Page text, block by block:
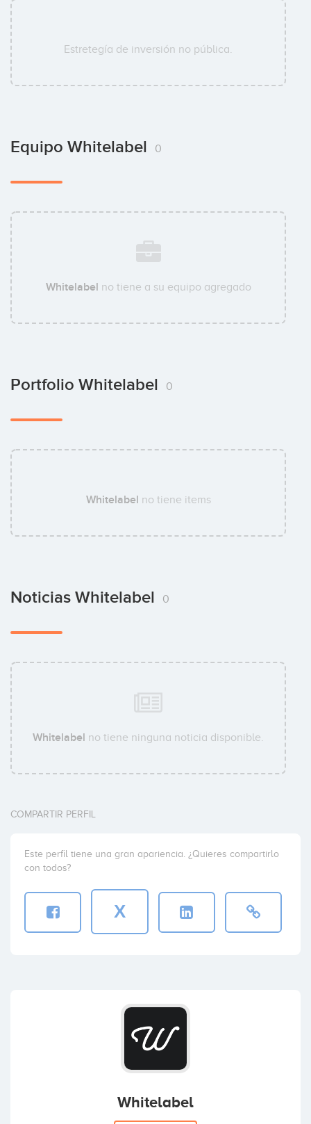
Estretegía de inversión no pública.
Equipo Whitelabel 0
Whitelabel no tiene a su equipo agregado
Portfolio Whitelabel 0
Whitelabel no tiene items
Noticias Whitelabel 0
Whitelabel no tiene ninguna noticia disponible.
COMPARTIR PERFIL
Este perfil tiene una gran apariencia. ¿Quieres compartirlo
con todos?
X
Whitelabel